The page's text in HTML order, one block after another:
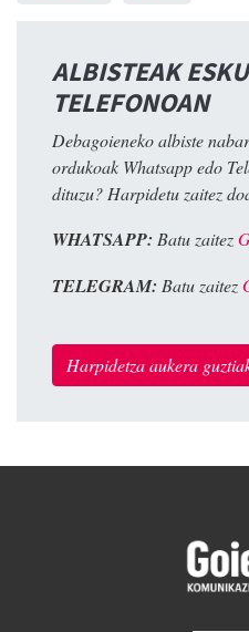
ALBISTEAK
TELEFONOAN
Debagoieneko albiste
ordukoak Whatsapp edo
dituzu? Harpidetu zaitez
WHATSAPP: Batu zaitez
TELEGRAM: Batu zaitez
Harpidetza aukera